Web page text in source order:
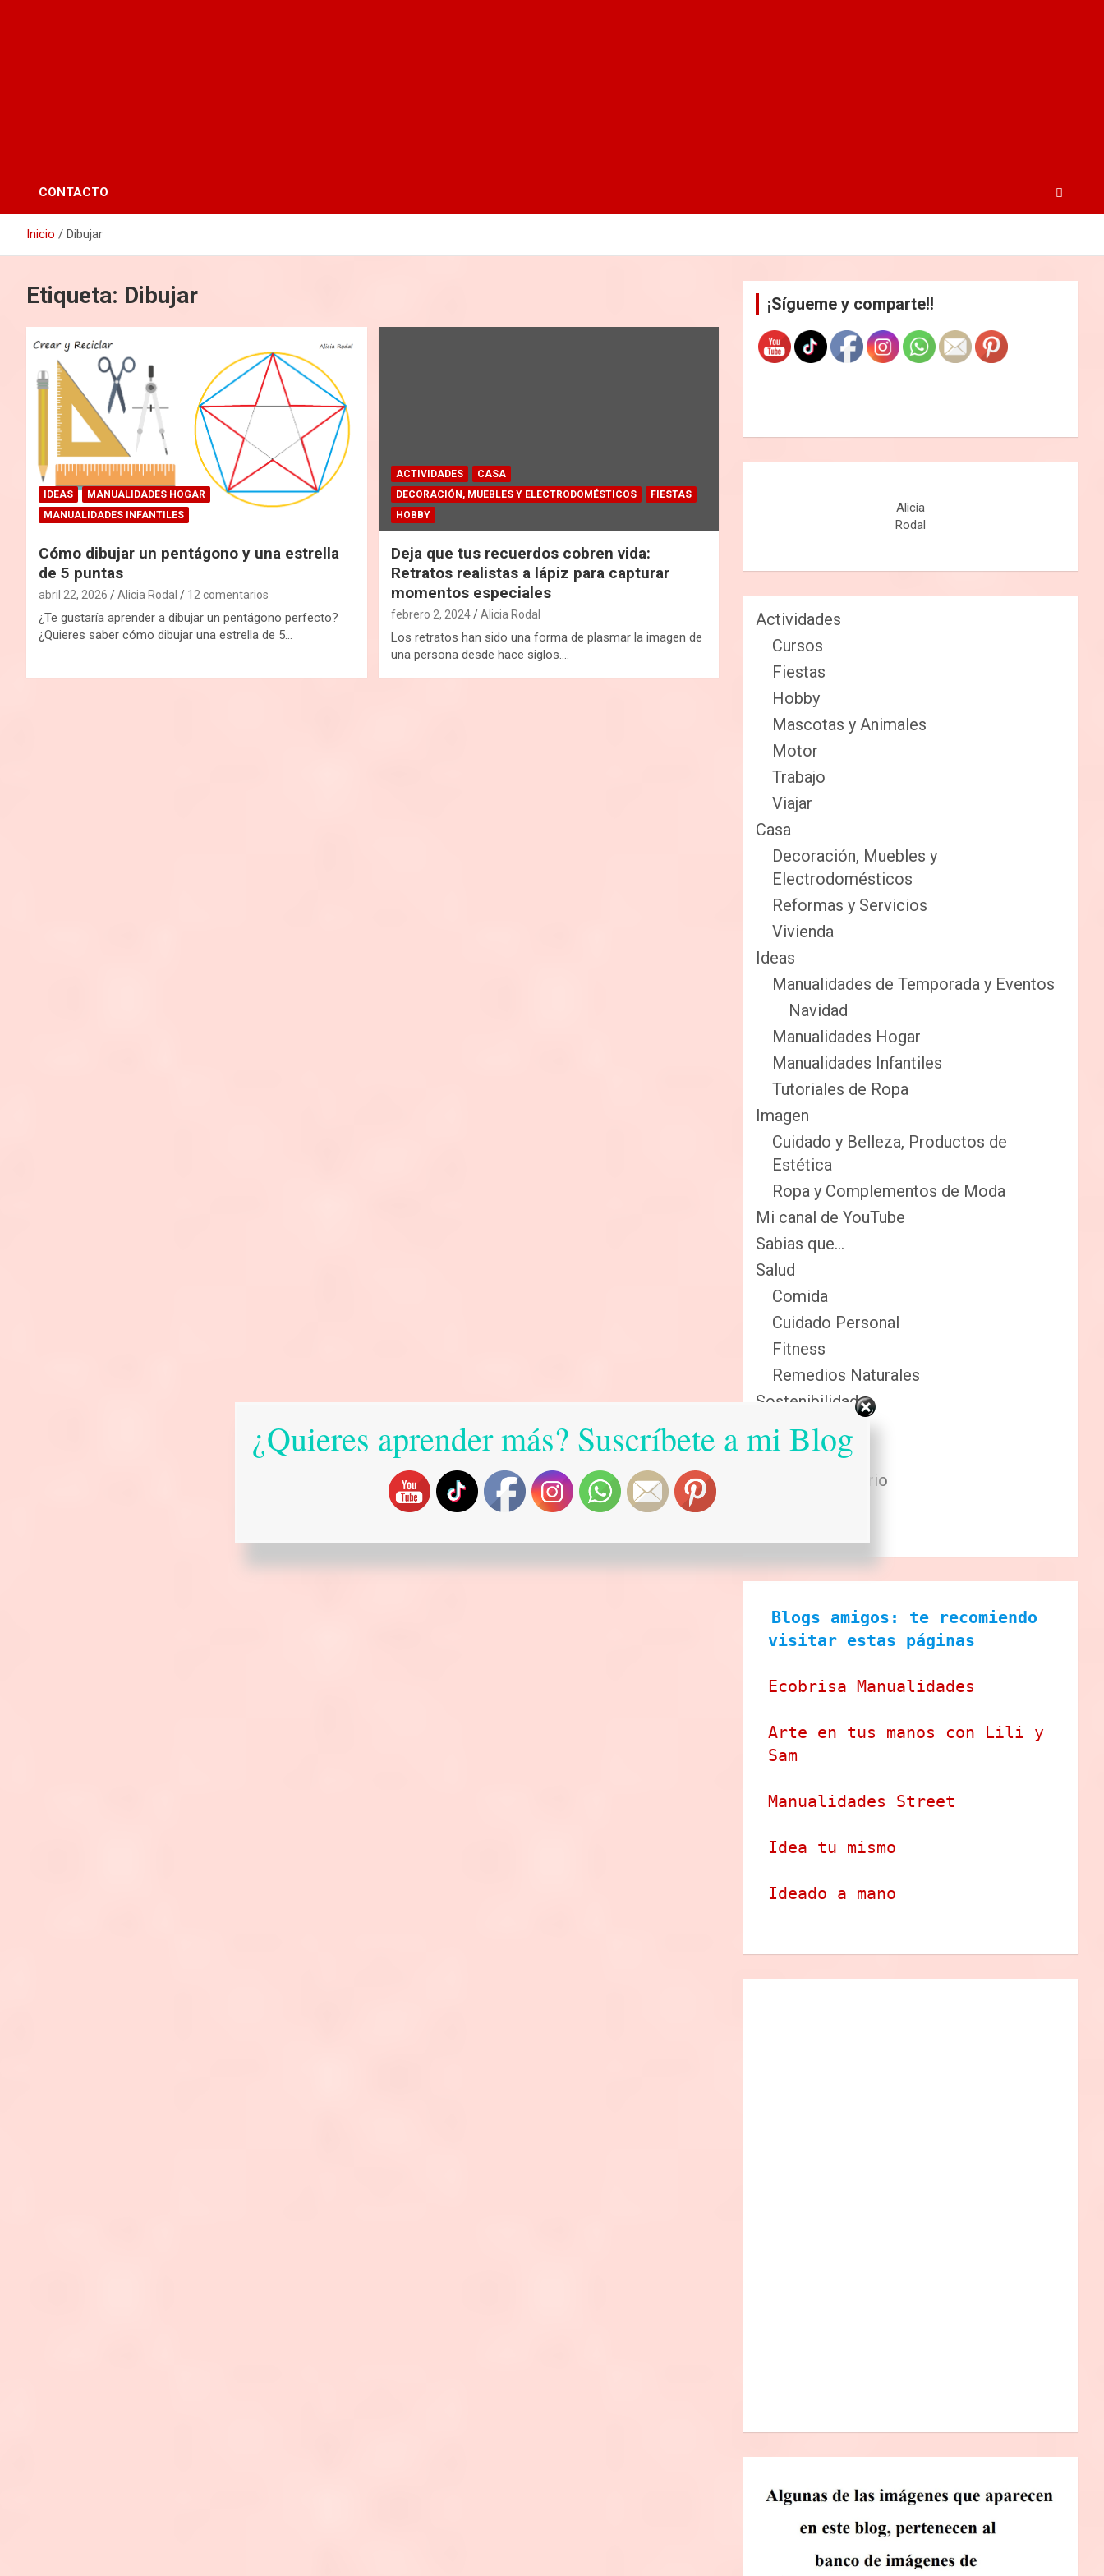
CONTACTO
Inicio Dibujar
Etiqueta: Dibujar
IDEAS
MANUALIDADES HOGAR
MANUALIDADES INFANTILES
Cómo dibujar un pentágono y una estrella
de 5 puntas
abril 22, 2026 Alicia Rodal 12 comentarios
¿Te gustaría aprender a dibujar un pentágono perfecto?
¿Quieres saber cómo dibujar una estrella de 5…
ACTIVIDADES
CASA
DECORACIÓN, MUEBLES Y ELECTRODOMÉSTICOS
FIESTAS
HOBBY
Deja que tus recuerdos cobren vida:
Retratos realistas a lápiz para capturar
momentos especiales
febrero 2, 2024 Alicia Rodal
Los retratos han sido una forma de plasmar la imagen de
una persona desde hace siglos.…
¡Sígueme y comparte!!
Alicia
Rodal
Actividades
Cursos
Fiestas
Hobby
Mascotas y Animales
Motor
Trabajo
Viajar
Casa
Decoración, Muebles y
Electrodomésticos
Reformas y Servicios
Vivienda
Ideas
Manualidades de Temporada y Eventos
Navidad
Manualidades Hogar
Manualidades Infantiles
Tutoriales de Ropa
Imagen
Cuidado y Belleza, Productos de
Estética
Ropa y Complementos de Moda
Mi canal de YouTube
Sabias que…
Salud
Comida
Cuidado Personal
Fitness
Remedios Naturales
Sostenibilidad
Reciclaje
Renovables
Sector Primario
Blogs amigos: te recomiendo
visitar estas páginas
Ecobrisa Manualidades
Arte en tus manos con Lili y
Sam
Manualidades Street
Idea tu mismo
Ideado a mano
¿Quieres aprender más? Suscríbete a mi Blog